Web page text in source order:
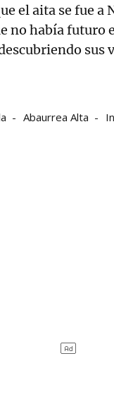
el aita se fue a
no había futuro
sus
Abaurrea Alta